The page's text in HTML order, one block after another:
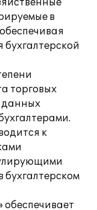
в
торговых
данных
к
обеспечивает